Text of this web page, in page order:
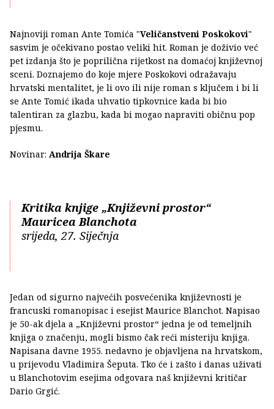
Najnoviji roman Ante Tomića "Veličanstveni Poskokovi"
sasvim je očekivano postao veliki hit. Roman je doživio već
pet izdanja što je poprilična rijetkost na domaćoj književnoj
sceni. Doznajemo do koje mjere Poskokovi odražavaju
hrvatski mentalitet, je li ovo ili nije roman s ključem i bi li
se Ante Tomić ikada uhvatio tipkovnice kada bi bio
talentiran za glazbu, kada bi mogao napraviti običnu pop
pjesmu.
Novinar: Andrija Škare
Kritika knjige „Književni prostor“
Mauricea Blanchota
srijeda, 27. Siječnja
Jedan od sigurno najvećih posvećenika književnosti je
francuski romanopisac i esejist Maurice Blanchot. Napisao
je 50-ak djela a „Književni prostor“ jedna je od temeljnih
knjiga o značenju, mogli bismo čak reći misteriju knjiga.
Napisana davne 1955. nedavno je objavljena na hrvatskom,
u prijevodu Vladimira Šeputa. Tko će i zašto i danas uživati
u Blanchotovim esejima odgovara naš književni kritičar
Dario Grgić.